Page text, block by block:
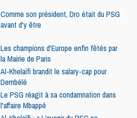
Comme son président, Dro était du PSG
avant d'y être
Les champions d'Europe enfin fêtés par
la Mairie de Paris
Al-Khelaïfi brandit le salary-cap pour
Dembélé
Le PSG réagit à sa condamnation dans
l'affaire Mbappé